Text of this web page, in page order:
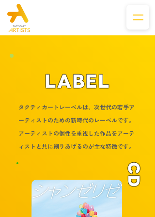
タクティカートレーベルは、次世代の若手ア
ーティストのための新時代のレーベルです。
アーティストの個性を重視した作品をアーテ
ィストと共に創りあげるのが主な特徴です。
CD
LABEL